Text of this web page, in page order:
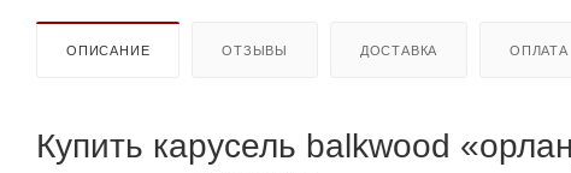
ОПИСАНИЕ ОТЗЫВЫ ДОСТАВКА ОПЛАТА
Купить карусель balkwood